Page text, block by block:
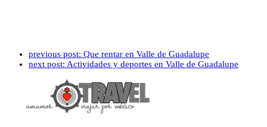
previous post: Que rentar en Valle de Guadalupe
next post: Actividades y deportes en Valle de Guadalupe